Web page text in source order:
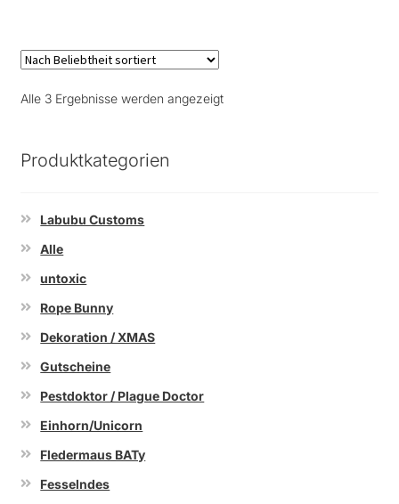
Alle 3 Ergebnisse werden angezeigtNach
Produktkategorien
Labubu Customs
Alle
untoxic
Rope Bunny
Dekoration / XMAS
Gutscheine
Pestdoktor / Plague Doctor
Einhorn/Unicorn
Fledermaus BATy
Fesselndes